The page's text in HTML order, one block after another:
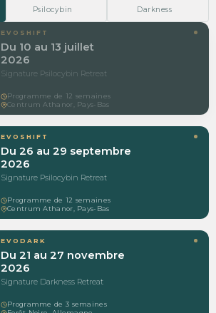
EVOSHIFT
Du 10 au 13 juillet
2026
Signature Psilocybin Retreat
Programme de 12 semaines
Centrum Athanor, Pays-Bas
EVOSHIFT
Du 26 au 29 septembre
2026
Signature Psilocybin Retreat
Programme de 12 semaines
Centrum Athanor, Pays-Bas
EVODARK
Du 21 au 27 novembre
2026
Signature Darkness Retreat
Programme de 3 semaines